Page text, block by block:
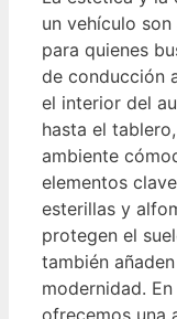
un vehículo
para quienes
de conducción
el interior del
hasta el
ambiente
elementos
esterillas y
protegen el
también
modernidad.
ofrecemos una